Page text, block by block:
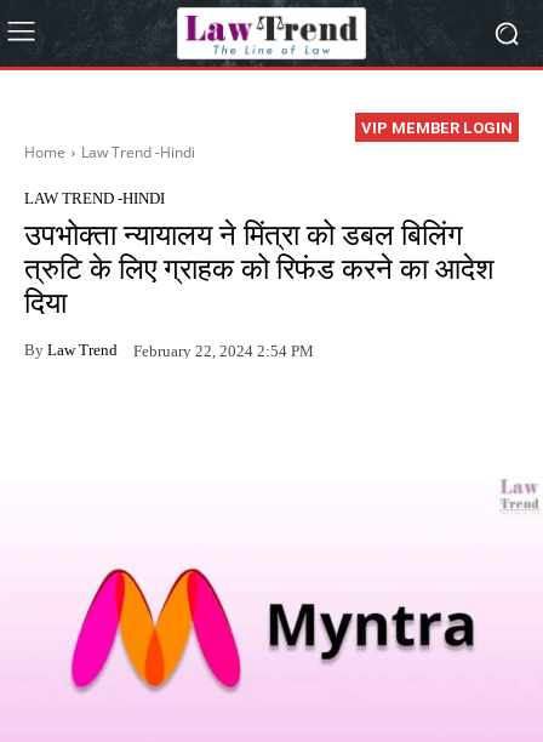
VIP MEMBER LOGIN
Home Law Trend -Hindi
LAW TREND -HINDI
उपभोक्ता न्यायालय ने मिंत्रा को डबल बिलिंग
त्रुटि के लिए ग्राहक को रिफंड करने का आदेश
दिया
By Law Trend February 22, 2024 2:54 PM